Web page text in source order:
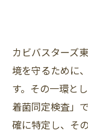
カビバスターズ
境を守るために
す。その一環と
着菌同定検査」
確に特定し、そ